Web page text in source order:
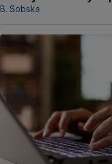
B. Sobska